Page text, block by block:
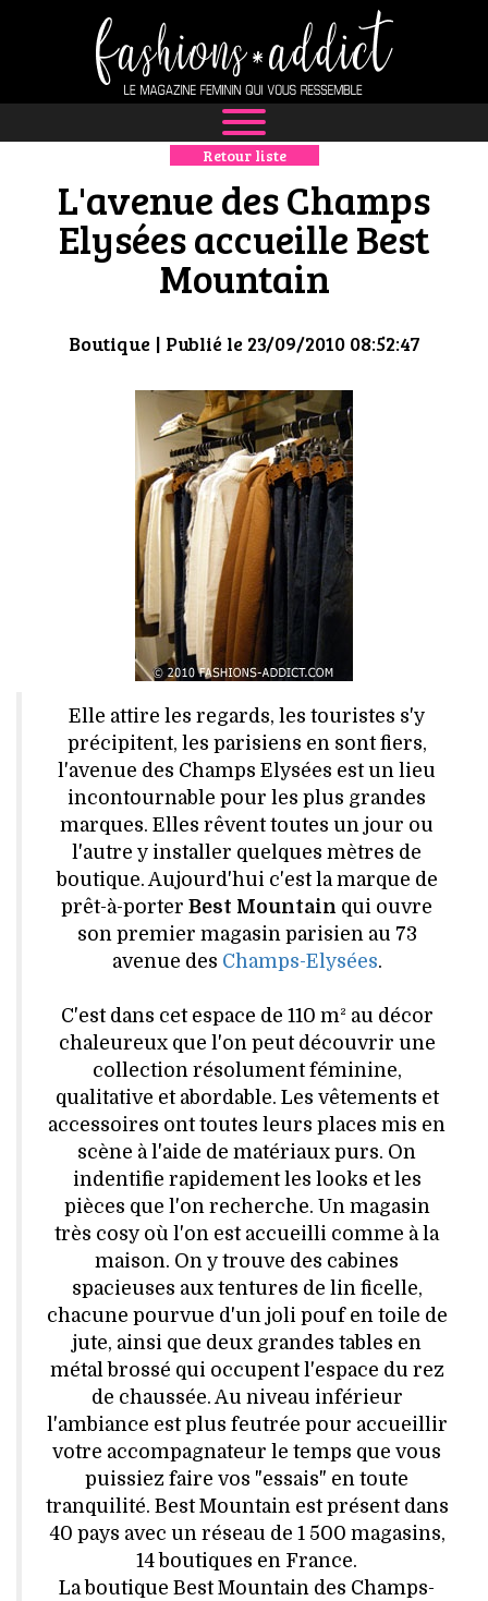
NEWS
MODE
LUXE
DÉFILÉS
BOUTIQUE
CULTURE
HIGH TECH
MAISON
AUTO
LIEUX TENDANCES
BEAUTÉ
MODE DE RUE
JEUNES CRÉATEURS
HISTOIRE DES MARQUES
DÉCO
Retour liste
L'avenue des Champs
Elysées accueille Best
Mountain
Boutique| Publié le 23/09/2010 08:52:47
Elle attire les regards, les touristes s'y
précipitent, les parisiens en sont fiers,
l'avenue des Champs Elysées est un lieu
incontournable pour les plus grandes
marques. Elles rêvent toutes un jour ou
l'autre y installer quelques mètres de
boutique. Aujourd'hui c'est la marque de
prêt-à-porter Best Mountain qui ouvre
son premier magasin parisien au 73
avenue des Champs-Elysées.
C'est dans cet espace de 110 m² au décor
chaleureux que l'on peut découvrir une
collection résolument féminine,
qualitative et abordable. Les vêtements et
accessoires ont toutes leurs places mis en
scène à l'aide de matériaux purs. On
indentifie rapidement les looks et les
pièces que l'on recherche. Un magasin
très cosy où l'on est accueilli comme à la
maison. On y trouve des cabines
spacieuses aux tentures de lin ficelle,
chacune pourvue d'un joli pouf en toile de
jute, ainsi que deux grandes tables en
métal brossé qui occupent l'espace du rez
de chaussée. Au niveau inférieur
l'ambiance est plus feutrée pour accueillir
votre accompagnateur le temps que vous
puissiez faire vos "essais" en toute
tranquilité. Best Mountain est présent dans
40 pays avec un réseau de 1 500 magasins,
14 boutiques en France.
La boutique Best Mountain des Champs-